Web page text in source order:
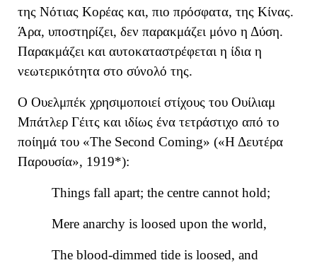
της Νότιας Κορέας και, πιο πρόσφατα, της Κίνας.
Άρα, υποστηρίζει, δεν παρακμάζει μόνο η Δύση.
Παρακμάζει και αυτοκαταστρέφεται η ίδια η
νεωτερικότητα στο σύνολό της.
Ο Ουελμπέκ χρησιμοποιεί στίχους του Ουίλιαμ
Μπάτλερ Γέιτς και ιδίως ένα τετράστιχο από το
ποίημά του «The Second Coming» («Η Δευτέρα
Παρουσία», 1919*):
Things fall apart; the centre cannot hold;
Mere anarchy is loosed upon the world,
The blood-dimmed tide is loosed, and